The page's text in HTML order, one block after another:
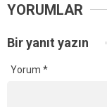
YORUMLAR
Bir yanıt yazın
Yorum *